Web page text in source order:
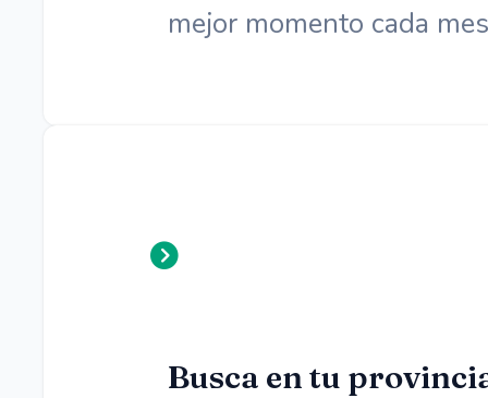
mejor momento cada
Busca en tu